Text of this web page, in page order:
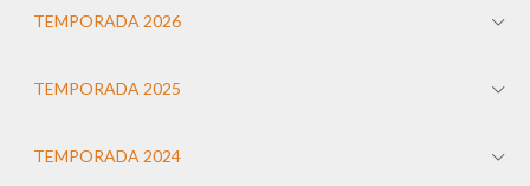
TEMPORADA 2026
TEMPORADA 2025
TEMPORADA 2024